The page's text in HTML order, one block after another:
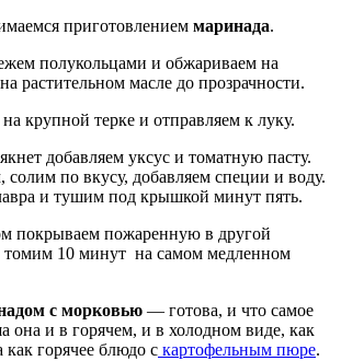
приготовлением маринада.
полукольцами и обжариваем на
растительном масле до прозрачности.
крупной терке и отправляем к луку.
добавляем уксус и томатную пасту.
по вкусу, добавляем специи и воду.
и тушим под крышкой минут пять.
покрываем пожаренную в другой
томим 10 минут на самом медленном
с морковью — готова, и что самое
она и в горячем, и в холодном виде, как
как горячее блюдо с картофельным пюре.